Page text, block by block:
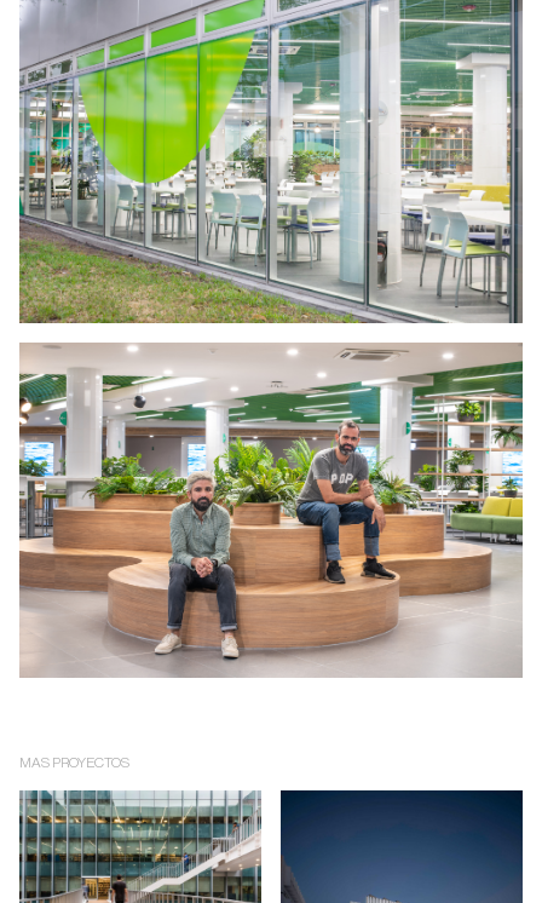
MAS PROYECTOS